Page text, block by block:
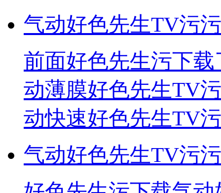
气动好色先生TV污
前面好色先生污下
动薄膜好色先生TV污
动快速好色先生TV
气动好色先生TV污